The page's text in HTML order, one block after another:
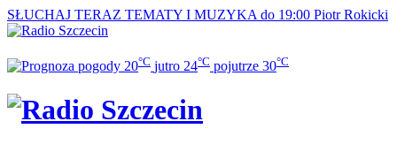
SŁUCHAJ TERAZ TEMATY I MUZYKA do 19:00 Piotr Rokicki
20°C jutro 24°C pojutrze 30°C